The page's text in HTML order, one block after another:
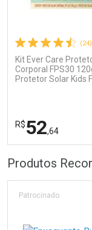
(24)
Kit Ever Care
Corporal FPS30
Protetor Solar Kids
R$52,64
Laboratório
Por Menos
Produtos
Patrocinado